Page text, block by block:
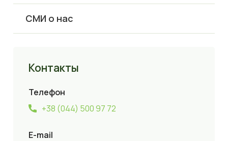
СМИ о нас
Контакты
Телефон
+38 (044) 500 97 72
E-mail